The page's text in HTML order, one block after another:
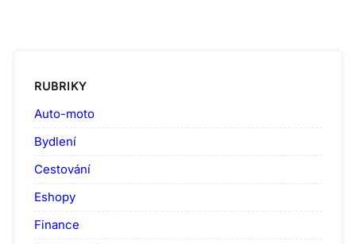
RUBRIKY
Auto-moto
Bydlení
Cestování
Eshopy
Finance